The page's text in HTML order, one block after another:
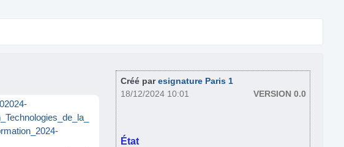
Créé paresignature Paris 1
18/12/2024 10:01
VERSION 0.0
État